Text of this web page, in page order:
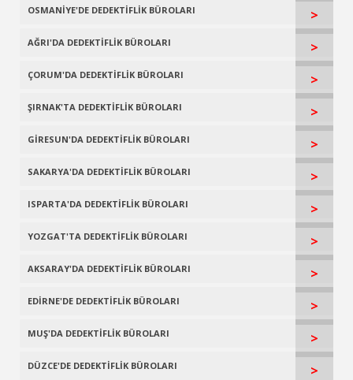
OSMANİYE'DE DEDEKTİFLİK BÜROLARI >
AĞRI'DA DEDEKTİFLİK BÜROLARI >
ÇORUM'DA DEDEKTİFLİK BÜROLARI >
ŞIRNAK'TA DEDEKTİFLİK BÜROLARI >
GİRESUN'DA DEDEKTİFLİK BÜROLARI >
SAKARYA'DA DEDEKTİFLİK BÜROLARI >
ISPARTA'DA DEDEKTİFLİK BÜROLARI >
YOZGAT'TA DEDEKTİFLİK BÜROLARI >
AKSARAY'DA DEDEKTİFLİK BÜROLARI >
EDİRNE'DE DEDEKTİFLİK BÜROLARI >
MUŞ'DA DEDEKTİFLİK BÜROLARI >
DÜZCE'DE DEDEKTİFLİK BÜROLARI >